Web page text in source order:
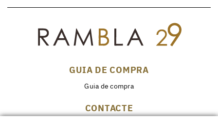
GUIA DE COMPRA
Guia de compra
CONTACTE